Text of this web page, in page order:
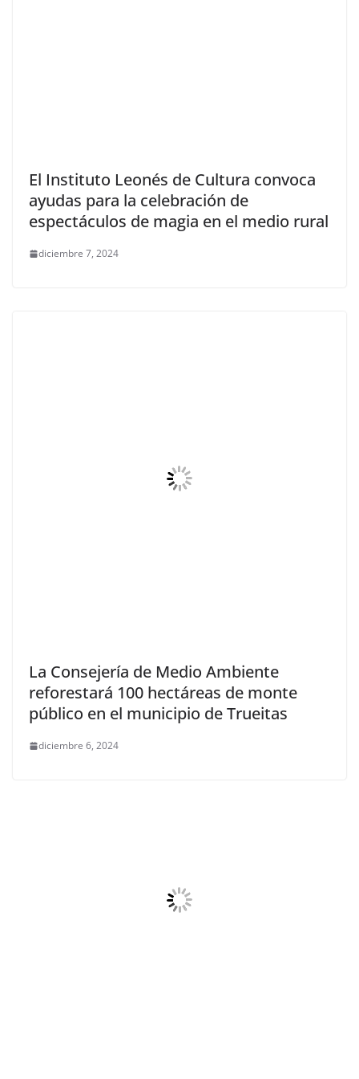
El Instituto Leonés de Cultura convoca
ayudas para la celebración de
espectáculos de magia en el medio rural
diciembre 7, 2024
La Consejería de Medio Ambiente
reforestará 100 hectáreas de monte
público en el municipio de Trueitas
diciembre 6, 2024